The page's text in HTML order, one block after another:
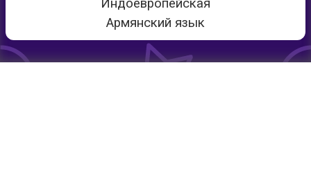
Индоевропейская
Армянский язык